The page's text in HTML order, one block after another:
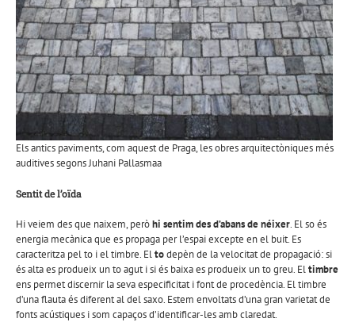
Els antics paviments, com aquest de Praga, les obres arquitectòniques més
auditives segons Juhani Pallasmaa
Sentit de l’oïda
Hi veiem des que naixem, peròhi sentim des d’abans de néixer. El so és
energia mecànica que es propaga per l’espai excepte en el buit. Es
caracteritza pel to i el timbre. Eltodepèn de la velocitat de propagació: si
és alta es produeix un to agut i si és baixa es produeix un to greu. Eltimbre
ens permet discernir la seva especificitat i font de procedència. El timbre
d’una flauta és diferent al del saxo. Estem envoltats d’una gran varietat de
fonts acústiques i som capaços d’identificar-les amb claredat.